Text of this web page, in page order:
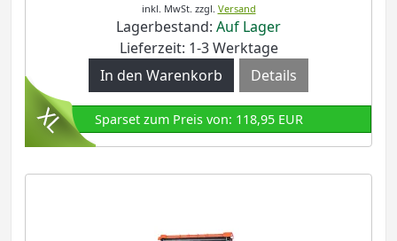
inkl. MwSt. zzgl. Versand
Lagerbestand: Auf Lager
Lieferzeit: 1-3 Werktage
Details
Sparset zum Preis von: 118,95 EUR